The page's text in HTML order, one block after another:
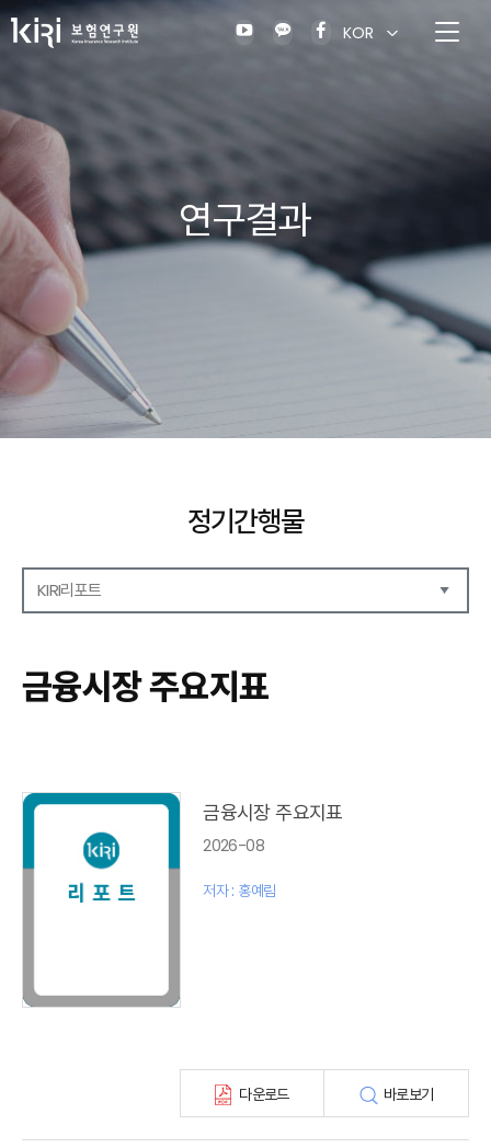
KOR
연구결과
정기간행물
KIRI리포트
보험금융연구
KIRI 리포트
글로벌 이슈
리포트 모음집(종간)
해외학술연구 분석(종간)
금융보험해설(종간)
KIRI 고령화리뷰
금융시장 주요지표
금융시장 주요지표
2026-08
저자 : 홍예림
다운로드 바로보기